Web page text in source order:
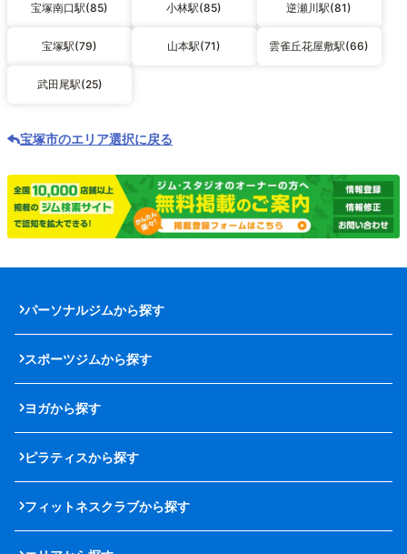
宝塚南口駅(85) 小林駅(85) 逆瀬川駅(81)
宝塚駅(79) 山本駅(71) 雲雀丘花屋敷駅(66)
武田尾駅(25)
宝塚市のエリア選択に戻る
パーソナルジムから探す
スポーツジムから探す
ヨガから探す
ピラティスから探す
フィットネスクラブから探す